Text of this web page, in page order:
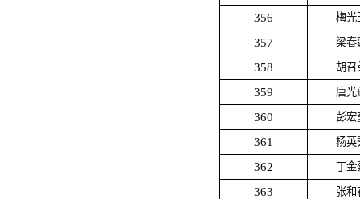
356 梅光
357 梁春
358 胡召
359 唐光
360 彭宏
361 杨英
362 丁金
363 张和